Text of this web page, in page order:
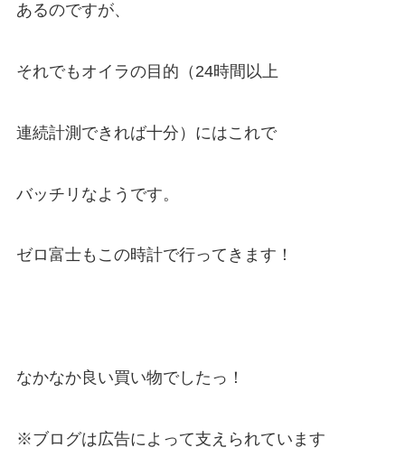
あるのですが、
それでもオイラの目的（24時間以上
連続計測できれば十分）にはこれで
バッチリなようです。
ゼロ富士もこの時計で行ってきます！
なかなか良い買い物でしたっ！
※ブログは広告によって支えられています